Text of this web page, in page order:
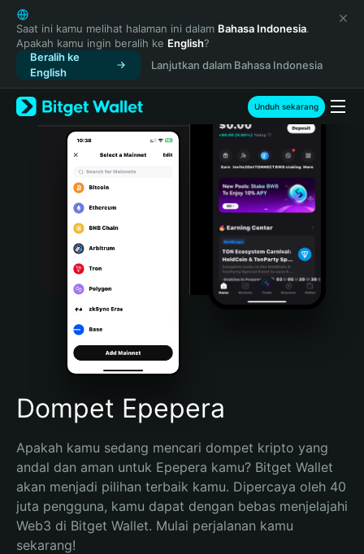
English
日本語
Tiếng Việt
Русский
Español (Latinoamérica)
Türkçe
Italiano
Português (Portugal)
Bahasa Indonesia
Português (Brasil)
Español (Argentina)
Saat ini kamu melihat halaman ini dalam Bahasa Indonesia.
Apakah kamu ingin beralih ke English?
Beralih ke
English
Lanjutkan dalam Bahasa Indonesia
Unduh sekarang
Dompet Epepera
Apakah kamu sedang mencari dompet kripto yang
andal dan aman untuk Epepera kamu? Bitget Wallet
akan menjadi pilihan terbaik kamu. Dipercaya oleh 40
juta pengguna, kamu dapat dengan bebas menjelajahi
Web3 di Bitget Wallet. Mulai perjalanan kamu
sekarang!